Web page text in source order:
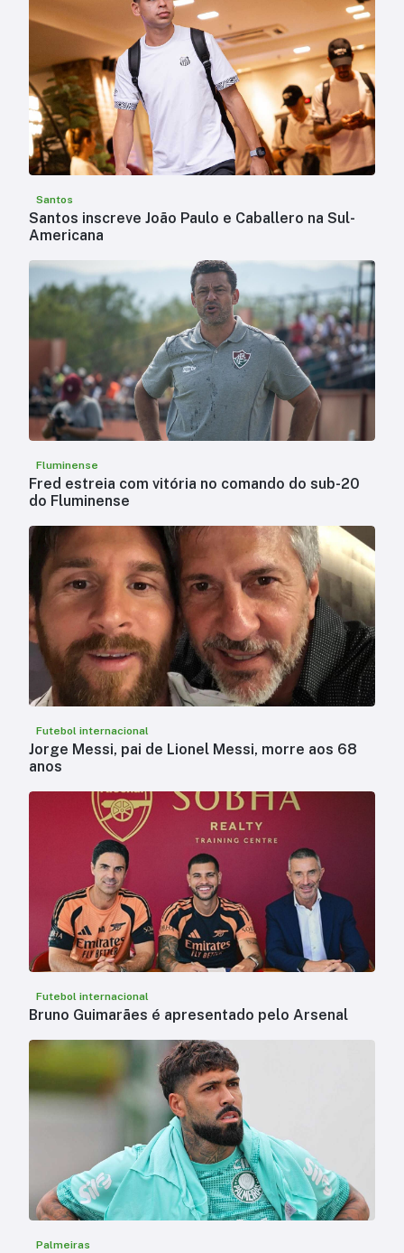
Santos
Santos inscreve João Paulo e Caballero na Sul-
Americana
Fluminense
Fred estreia com vitória no comando do sub-20
do Fluminense
Futebol internacional
Jorge Messi, pai de Lionel Messi, morre aos 68
anos
Futebol internacional
Bruno Guimarães é apresentado pelo Arsenal
Palmeiras